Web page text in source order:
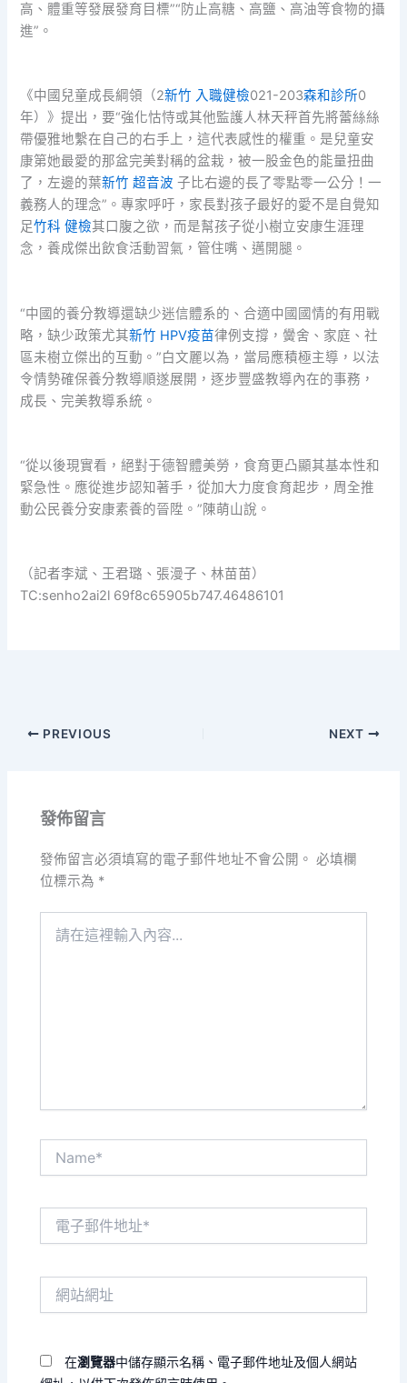
高、體重等發展發育目標”“防止高糖、高鹽、高油等食物的攝
進”。
《中國兒童成長綱領（2新竹 入職健檢021-203森和診所0
年）》提出，要“強化怙恃或其他監護人林天秤首先將蕾絲絲
帶優雅地繫在自己的右手上，這代表感性的權重。是兒童安
康第她最愛的那盆完美對稱的盆栽，被一股金色的能量扭曲
了，左邊的葉新竹 超音波子比右邊的長了零點零一公分！一
義務人的理念”。專家呼吁，家長對孩子最好的愛不是自覺知
足竹科 健檢其口腹之欲，而是幫孩子從小樹立安康生涯理
念，養成傑出飲食活動習氣，管住嘴、邁開腿。
“中國的養分教導還缺少迷信體系的、合適中國國情的有用戰
略，缺少政策尤其新竹 HPV疫苗律例支撐，黌舍、家庭、社
區未樹立傑出的互動。”白文麗以為，當局應積極主導，以法
令情勢確保養分教導順遂展開，逐步豐盛教導內在的事務，
成長、完美教導系統。
“從以後現實看，絕對于德智體美勞，食育更凸顯其基本性和
緊急性。應從進步認知著手，從加大力度食育起步，周全推
動公民養分安康素養的晉陞。”陳萌山說。
（記者李斌、王君璐、張漫子、林苗苗）
TC:senho2ai2l 69f8c65905b747.46486101
PREVIOUS NEXT
發佈留言
發佈留言必須填寫的電子郵件地址不會公開。 必填欄
位標示為 *
在瀏覽器中儲存顯示名稱、電子郵件地址及個人網站